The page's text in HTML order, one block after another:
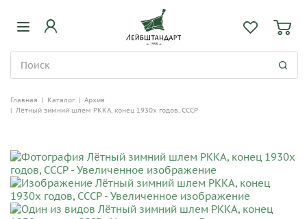
Главная | Каталог | Архив
| Лётный зимний шлем РККА, конец 1930х годов, СССР